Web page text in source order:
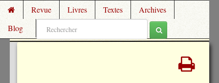
Revue Livres Textes
Archives
Blog